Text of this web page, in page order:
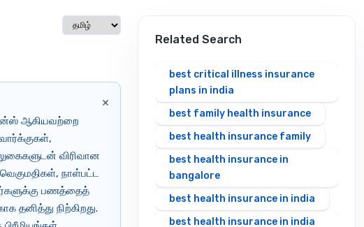
Select language
×
ஆகியவற்றை
விரிவான
நாள்பட்ட
பணத்தைத்
தனித்து நிற்கிறது.
Related Search
best critical illness insurance
plans in india
best family health insurance
best health insurance family
best health insurance in
bangalore
best health insurance in india
best health insurance in india